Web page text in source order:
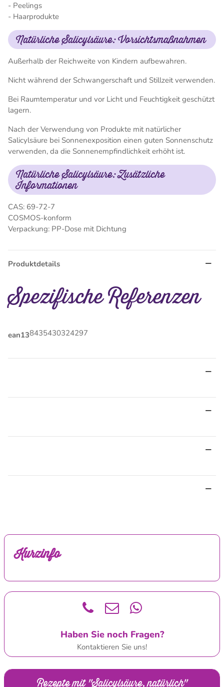
- Peelings
- Haarprodukte
Natürliche Salicylsäure: Vorsichtsmaßnahmen
Außerhalb der Reichweite von Kindern aufbewahren.
Nicht während der Schwangerschaft und Stillzeit verwenden.
Bei Raumtemperatur und vor Licht und Feuchtigkeit geschützt
lagern.
Nach der Verwendung von Produkte mit natürlicher
Salicylsäure bei Sonnenexposition einen guten Sonnenschutz
verwenden, da die Sonnenempfindlichkeit erhöht ist.
Natürliche Salicylsäure: Zusätzliche
Informationen
CAS: 69-72-7
COSMOS-konform
Verpackung: PP-Dose mit Dichtung
Produktdetails
Spezifische Referenzen
ean138435430324297
Kurzinfo
Haben Sie noch Fragen?
Kontaktieren Sie uns!
Rezepte mit "Salicylsäure, natürlich"